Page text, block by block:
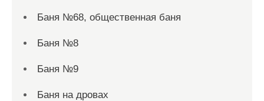
Баня №68, общественная баня
Баня №8
Баня №9
Баня на дровах